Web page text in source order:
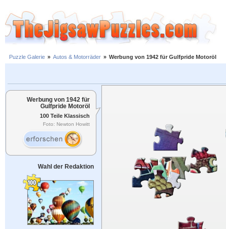
Puzzle Galerie » Autos & Motorräder » Werbung von 1942 für Gulfpride Motoröl
Werbung von 1942 für
Gulfpride Motoröl
100 Teile Klassisch
Foto: Newton Howitt
Wahl der Redaktion